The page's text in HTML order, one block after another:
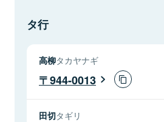
タ行
高柳タカヤナギ
944-0013
田切タギリ